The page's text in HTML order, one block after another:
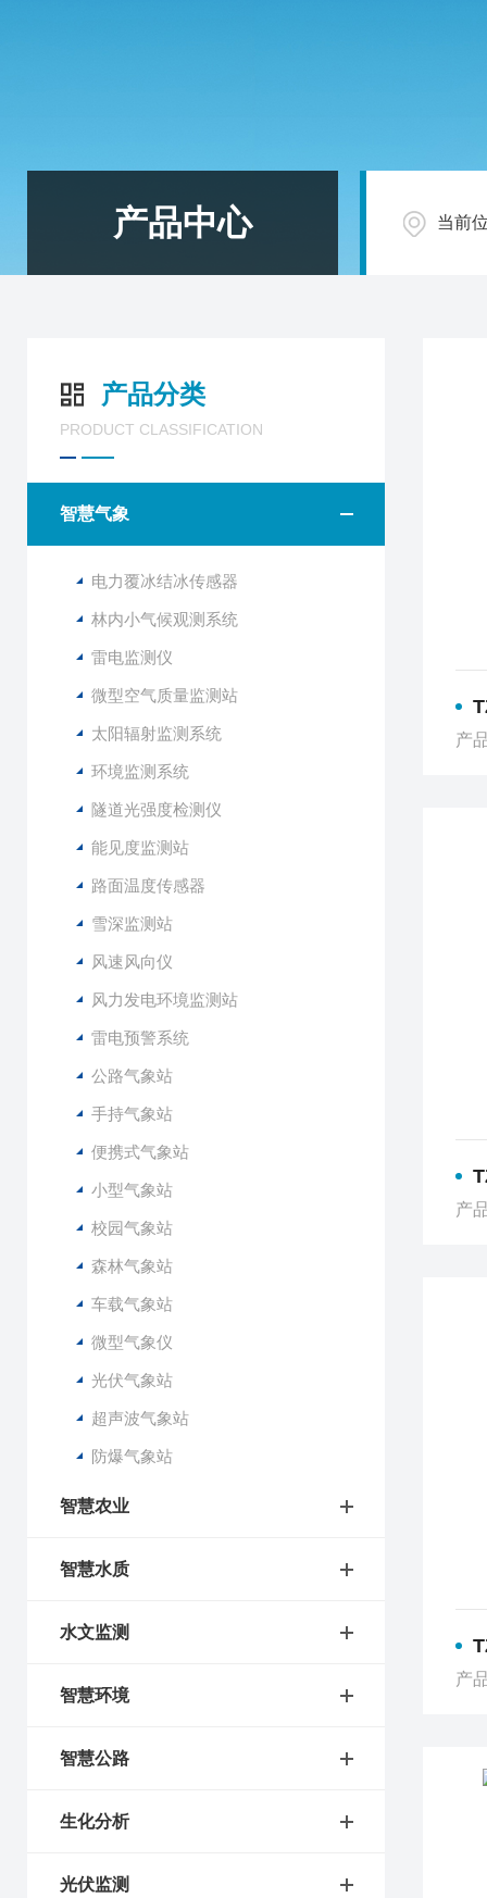
产品中心 当前
产品分类
PRODUCT CLASSIFICATION
智慧气象
电力覆冰结冰传感器
林内小气候观测系统
雷电监测仪
微型空气质量监测站
太阳辐射监测系统
环境监测系统
隧道光强度检测仪
能见度监测站
路面温度传感器
雪深监测站
风速风向仪
风力发电环境监测站
雷电预警系统
公路气象站
手持气象站
便携式气象站
小型气象站
校园气象站
森林气象站
车载气象站
微型气象仪
光伏气象站
超声波气象站
防爆气象站
智慧农业
智慧水质
水文监测
智慧环境
智慧公路
生化分析
光伏监测
产
产
产